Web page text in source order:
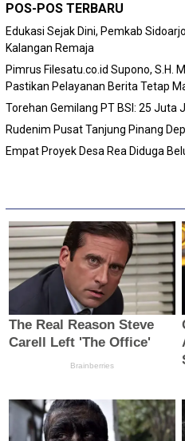
POS-POS TERBARU
Edukasi Sejak Dini, Pemkab
Kalangan Remaja
Pimrus Filesatu.co.id Supono, S.H.
Pastikan Pelayanan Berita Tetap
Torehan Gemilang PT BSI: 25 Juta
Rudenim Pusat Tanjung Pinang
Empat Proyek Desa Rea Diduga